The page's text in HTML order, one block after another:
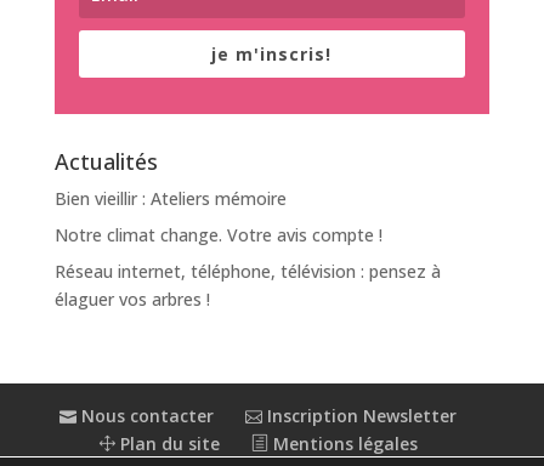
je m'inscris!
Actualités
Bien vieillir : Ateliers mémoire
Notre climat change. Votre avis compte !
Réseau internet, téléphone, télévision : pensez à
élaguer vos arbres !
Nous contacter
Inscription Newsletter
Plan du site
Mentions légales